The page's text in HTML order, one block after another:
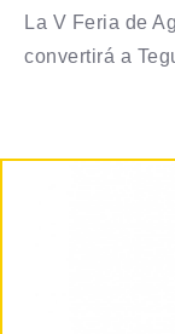
La V Feria de
convertirá a